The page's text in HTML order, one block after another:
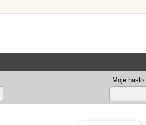
Moje hasło